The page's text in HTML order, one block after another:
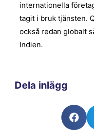
internationella
tagit i bruk tjänsten.
också redan globalt
Indien.
Dela inlägg